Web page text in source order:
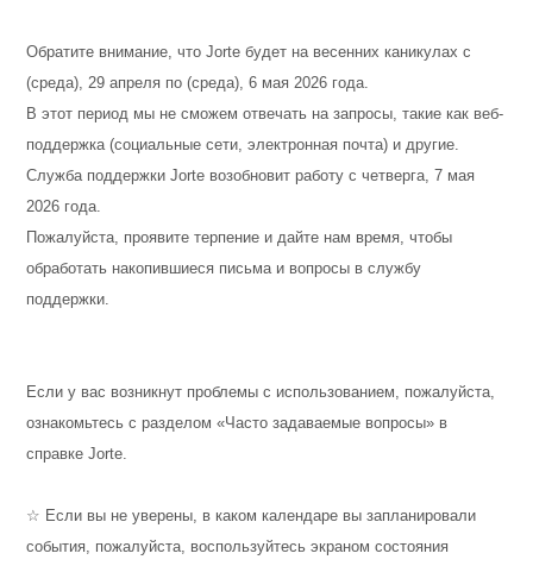
Обратите внимание, что Jorte будет на весенних каникулах с
(среда), 29 апреля по (среда), 6 мая 2026 года.
В этот период мы не сможем отвечать на запросы, такие как веб-
поддержка (социальные сети, электронная почта) и другие.
Служба поддержки Jorte возобновит работу с четверга, 7 мая
2026 года.
Пожалуйста, проявите терпение и дайте нам время, чтобы
обработать накопившиеся письма и вопросы в службу
поддержки.
Если у вас возникнут проблемы с использованием, пожалуйста,
ознакомьтесь с разделом «Часто задаваемые вопросы» в
справке Jorte.
☆ Если вы не уверены, в каком календаре вы запланировали
события, пожалуйста, воспользуйтесь экраном состояния